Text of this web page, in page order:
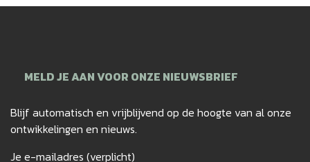
MELD JE AAN VOOR ONZE NIEUWSBRIEF
Blijf automatisch en vrijblijvend op de hoogte van al onze
ontwikkelingen en nieuws.
Je e-mailadres (verplicht)